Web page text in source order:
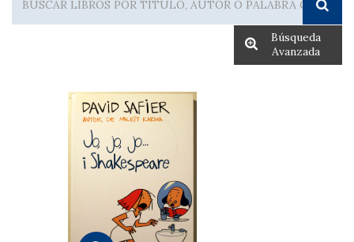
Búsqueda
Avanzada